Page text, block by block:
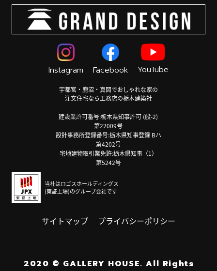
Instagram Facebook YouTube
宇都宮・鹿沼・真岡でおしゃれな家の
注文住宅なら工務店の栃木建築社
建設業許可番号:栃木県知事許可 (般-2)
第22009号
設計事務所登録番号:栃木県知事登録 Bハ
第4202号
宅地建物取引業免許:栃木県知事（1）
第5242号
当社はロゴスホールディングス
(東証上場)のグループ会社です
サイトマップ プライバシーポリシー
2020 © GALLERY HOUSE. All Rights